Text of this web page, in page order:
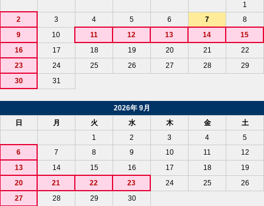
1
2
3 4 5 6 7
8
9
10 11 12 13 14
15
16
17 18 19 20 21
22
23
24 25 26 27 28
29
30
31
2026年 9月
日
月 火 水 木 金
土
1
2 3 4
5
6
7 8 9 10 11
12
13
14 15 16 17 18
19
20
21 22 23 24 25
26
27
28 29 30